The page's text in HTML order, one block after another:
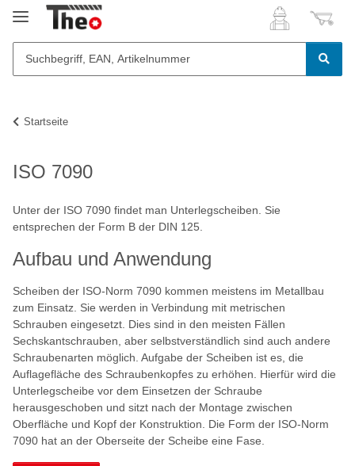
Startseite
ISO 7090
Unter der ISO 7090 findet man Unterlegscheiben. Sie
entsprechen der Form B der DIN 125.
Aufbau und Anwendung
Scheiben der ISO-Norm 7090 kommen meistens im Metallbau
zum Einsatz. Sie werden in Verbindung mit metrischen
Schrauben eingesetzt. Dies sind in den meisten Fällen
Sechskantschrauben, aber selbstverständlich sind auch andere
Schraubenarten möglich. Aufgabe der Scheiben ist es, die
Auflagefläche des Schraubenkopfes zu erhöhen. Hierfür wird die
Unterlegscheibe vor dem Einsetzen der Schraube
herausgeschoben und sitzt nach der Montage zwischen
Oberfläche und Kopf der Konstruktion. Die Form der ISO-Norm
7090 hat an der Oberseite der Scheibe eine Fase.